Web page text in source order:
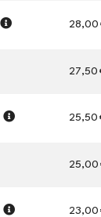
28,00
27,50
25,50
25,00
23,00